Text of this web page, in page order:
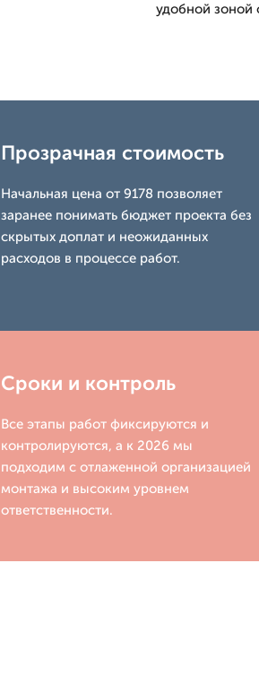
удобной зоной
Прозрачная стоимость
Начальная цена от 9178 позволяет
заранее понимать бюджет проекта без
скрытых доплат и неожиданных
расходов в процессе работ.
Сроки и контроль
Все этапы работ фиксируются и
контролируются, а к 2026 мы
подходим с отлаженной организацией
монтажа и высоким уровнем
ответственности.